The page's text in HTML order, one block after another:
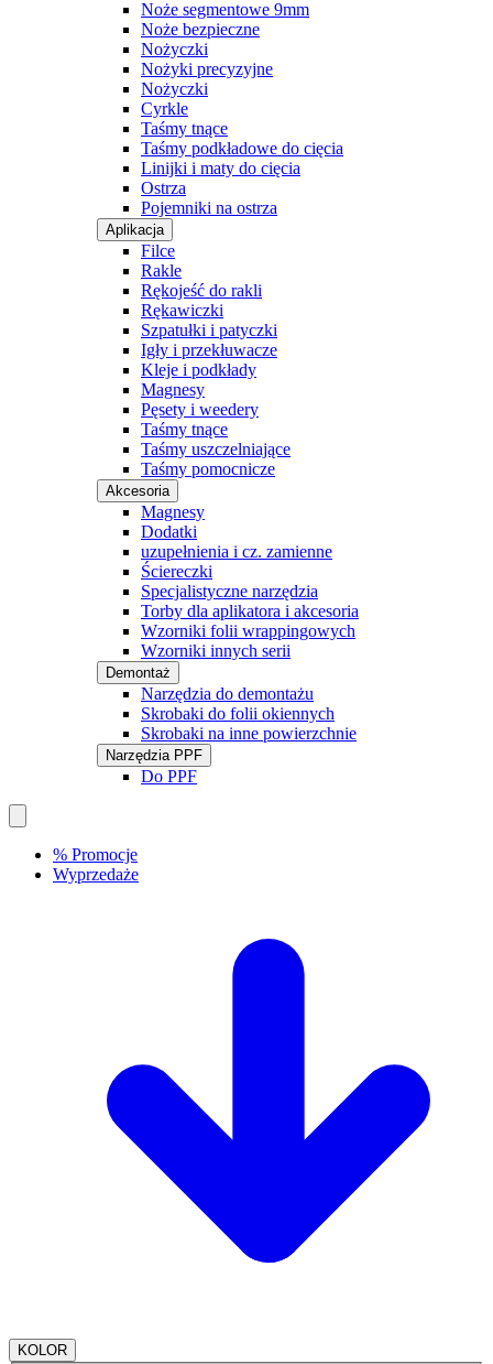
Noże segmentowe 9mm
Noże bezpieczne
Nożyczki
Nożyki precyzyjne
Nożyczki
Cyrkle
Taśmy tnące
Taśmy podkładowe do cięcia
Linijki i maty do cięcia
Ostrza
Pojemniki na ostrza
Aplikacja
Filce
Rakle
Rękojeść do rakli
Rękawiczki
Szpatułki i patyczki
Igły i przekłuwacze
Kleje i podkłady
Magnesy
Pęsety i weedery
Taśmy tnące
Taśmy uszczelniające
Taśmy pomocnicze
Akcesoria
Magnesy
Dodatki
uzupełnienia i cz. zamienne
Ściereczki
Specjalistyczne narzędzia
Torby dla aplikatora i akcesoria
Wzorniki folii wrappingowych
Wzorniki innych serii
Demontaż
Narzędzia do demontażu
Skrobaki do folii okiennych
Skrobaki na inne powierzchnie
Narzędzia PPF
Do PPF
% Promocje
Wyprzedaże
KOLOR